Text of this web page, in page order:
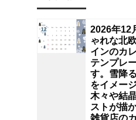
を
2026年12
ゃれな北
インのカ
テンプレ
す。雪降
をイメー
木々や結
ストが描